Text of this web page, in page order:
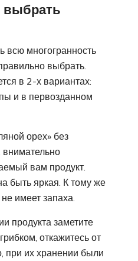
выбрать
всю многогранность
выбрать.
в 2-х вариантах:
и в первозданном
орех» без
внимательно
вам продукт.
быть яркая. К тому же
имеет запаха.
продукта заметите
откажитесь от
при их хранении были